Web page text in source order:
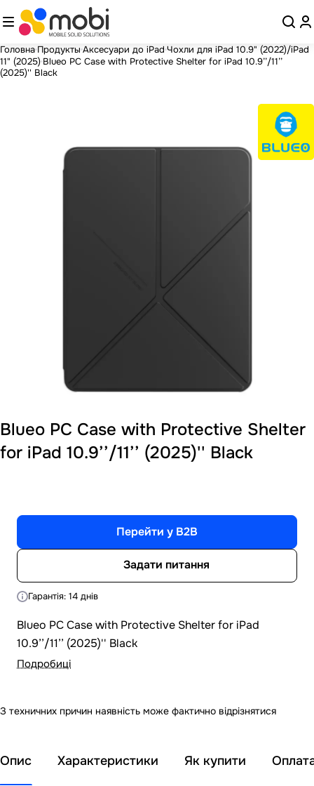
Головна Продукты Аксесуари до iPad Чохли для iPad 10.9" (2022)/iPad
11" (2025) Blueo PC Case with Protective Shelter for iPad 10.9’’/11’’
(2025)'' Black
Blueo PC Case with Protective Shelter
for iPad 10.9’’/11’’ (2025)'' Black
Перейти у B2B
Задати питання
Гарантія: 14 днів
Blueo PC Case with Protective Shelter for iPad
10.9’’/11’’ (2025)'' Black
Подробиці
З техничних причин наявність може фактично відрізнятися
Опис Характеристики Як купити